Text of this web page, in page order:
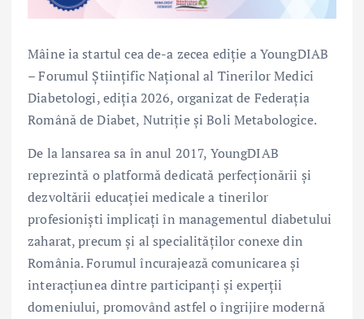
Mâine ia startul cea de-a zecea ediție a YoungDIAB
– Forumul Științific Național al Tinerilor Medici
Diabetologi, ediția 2026, organizat de Federația
Română de Diabet, Nutriție și Boli Metabologice.
De la lansarea sa în anul 2017, YoungDIAB
reprezintă o platformă dedicată perfecționării și
dezvoltării educației medicale a tinerilor
profesioniști implicați în managementul diabetului
zaharat, precum și al specialităților conexe din
România. Forumul încurajează comunicarea și
interacțiunea dintre participanți și experții
domeniului, promovând astfel o îngrijire modernă